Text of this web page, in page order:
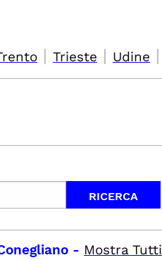
| Trieste | Udine |
- Mostra Tutti